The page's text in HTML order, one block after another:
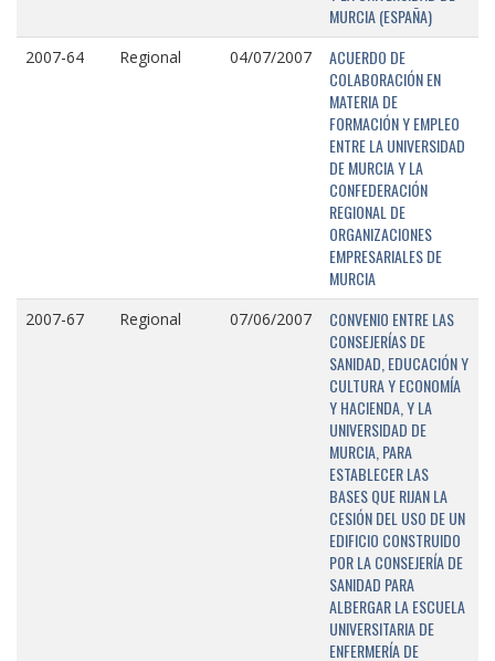
MURCIA (ESPAÑA)
2007-64 Regional 04/07/2007
ACUERDO DE
COLABORACIÓN EN
MATERIA DE
FORMACIÓN Y EMPLEO
ENTRE LA UNIVERSIDAD
DE MURCIA Y LA
CONFEDERACIÓN
REGIONAL DE
ORGANIZACIONES
EMPRESARIALES DE
MURCIA
2007-67 Regional 07/06/2007
CONVENIO ENTRE LAS
CONSEJERÍAS DE
SANIDAD, EDUCACIÓN Y
CULTURA Y ECONOMÍA
Y HACIENDA, Y LA
UNIVERSIDAD DE
MURCIA, PARA
ESTABLECER LAS
BASES QUE RIJAN LA
CESIÓN DEL USO DE UN
EDIFICIO CONSTRUIDO
POR LA CONSEJERÍA DE
SANIDAD PARA
ALBERGAR LA ESCUELA
UNIVERSITARIA DE
ENFERMERÍA DE